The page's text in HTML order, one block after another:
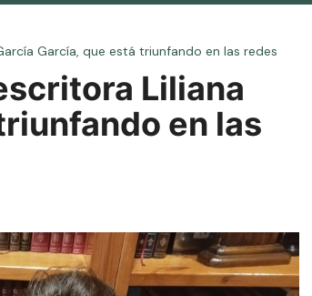
García, que está triunfando en las redes
Liliana
en las